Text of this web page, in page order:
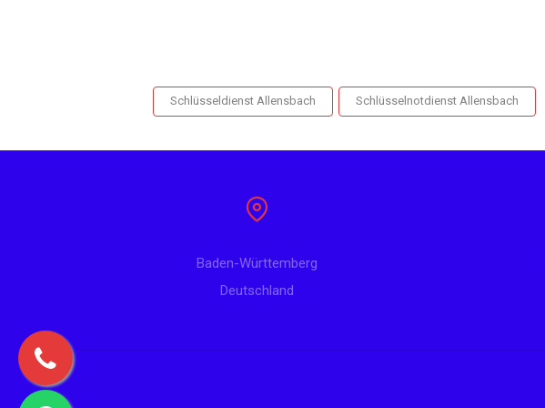
Schlüsseldienst Allensbach Schlüsselnotdienst Allensbach
Baden-Württemberg
Deutschland